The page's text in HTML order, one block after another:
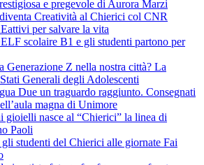
e pregevole di Aurora Marzi
Creatività al Chierici col CNR
per salvare la vita
scolaire B1 e gli studenti partono per
Generazione Z nella nostra città? La
Generali degli Adolescenti
Due un traguardo raggiunto. Consegnati
magna di Unimore
gioielli nasce al “Chierici” la linea di
Paoli
studenti del Chierici alle giornate Fai